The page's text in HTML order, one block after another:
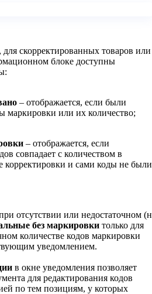
для скорректированных товаров или
блоке доступны
– отображается, если были
маркировки или их количество;
– отображается, если
совпадает с количеством в
корректировки и сами коды не были
отсутствии или недостаточном
без маркировки только для
количестве кодов маркировки
уведомлением.
в окне уведомления позволяет
для редактирования кодов
по тем позициям, у которых